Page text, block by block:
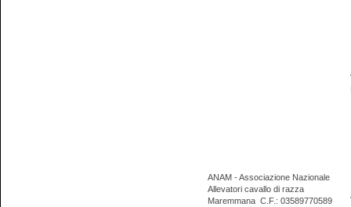
ANAM - Associazione Nazionale
Allevatori cavallo di razza
Maremmana C.F.: 03589770589